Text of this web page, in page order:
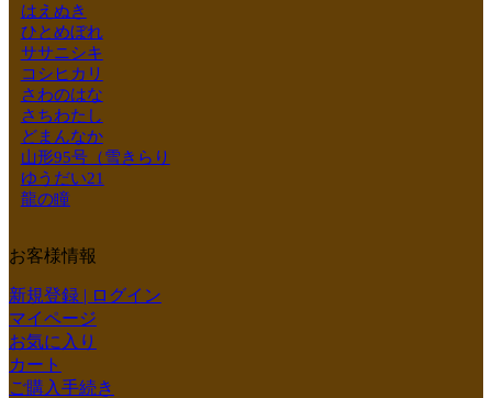
はえぬき
ひとめぼれ
ササニシキ
コシヒカリ
さわのはな
さちわたし
どまんなか
山形95号（雪きらり
ゆうだい21
龍の瞳
お客様情報
新規登録 | ログイン
マイページ
お気に入り
カート
ご購入手続き